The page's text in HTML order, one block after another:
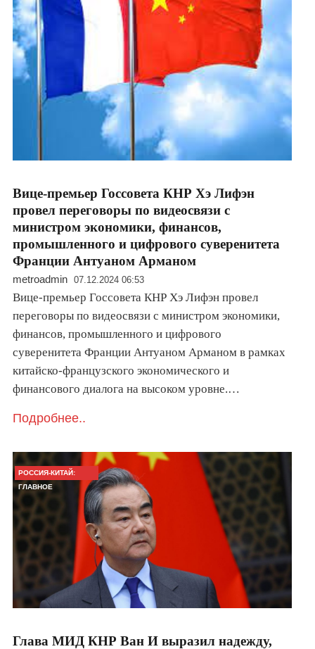
Вице-премьер Госсовета КНР Хэ Лифэн
провел переговоры по видеосвязи с
министром экономики, финансов,
промышленного и цифрового суверенитета
Франции Антуаном Арманом
metroadmin 07.12.2024 06:53
Вице-премьер Госсовета КНР Хэ Лифэн провел
переговоры по видеосвязи с министром экономики,
финансов, промышленного и цифрового
суверенитета Франции Антуаном Арманом в рамках
китайско-французского экономического и
финансового диалога на высоком уровне.…
Подробнее..
РОССИЯ-КИТАЙ:
ГЛАВНОЕ
Глава МИД КНР Ван И выразил надежду,